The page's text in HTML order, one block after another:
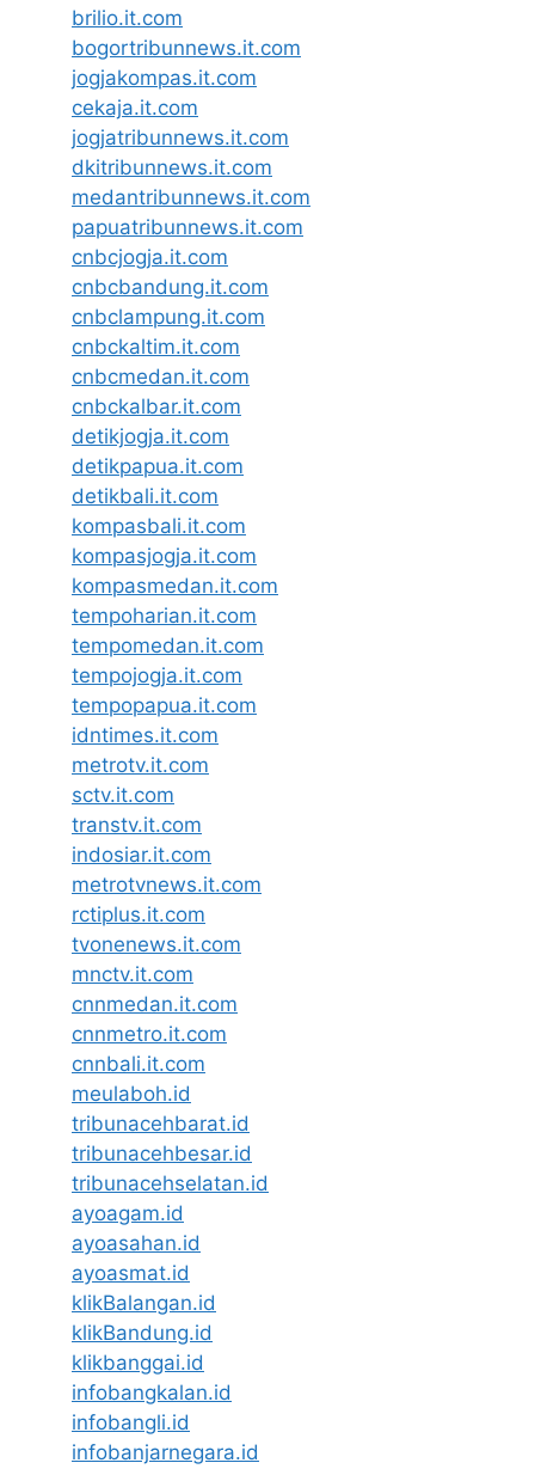
brilio.it.com
bogortribunnews.it.com
jogjakompas.it.com
cekaja.it.com
jogjatribunnews.it.com
dkitribunnews.it.com
medantribunnews.it.com
papuatribunnews.it.com
cnbcjogja.it.com
cnbcbandung.it.com
cnbclampung.it.com
cnbckaltim.it.com
cnbcmedan.it.com
cnbckalbar.it.com
detikjogja.it.com
detikpapua.it.com
detikbali.it.com
kompasbali.it.com
kompasjogja.it.com
kompasmedan.it.com
tempoharian.it.com
tempomedan.it.com
tempojogja.it.com
tempopapua.it.com
idntimes.it.com
metrotv.it.com
sctv.it.com
transtv.it.com
indosiar.it.com
metrotvnews.it.com
rctiplus.it.com
tvonenews.it.com
mnctv.it.com
cnnmedan.it.com
cnnmetro.it.com
cnnbali.it.com
meulaboh.id
tribunacehbarat.id
tribunacehbesar.id
tribunacehselatan.id
ayoagam.id
ayoasahan.id
ayoasmat.id
klikBalangan.id
klikBandung.id
klikbanggai.id
infobangkalan.id
infobangli.id
infobanjarnegara.id